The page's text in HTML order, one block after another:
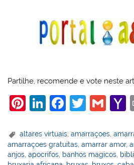
Partilhe, recomende e vote neste
Pi
er
e
Li
k
e
F
c
e
T
itt
er
G
ai
l
altares virtuais ,amarraçoes ,
amarraçoes gratuitas,amarrar amor,
anjos,apocrifos, banhos magicos,